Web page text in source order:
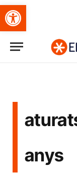
Obre la barra d'eines
anys